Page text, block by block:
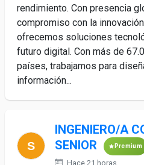
rendimiento. Con presencia
compromiso con la
ofrecemos soluciones
futuro digital. Con más de
países, trabajamos para
información...
INGENIERO/A
SENIOR
Premium
Hace 21 horas